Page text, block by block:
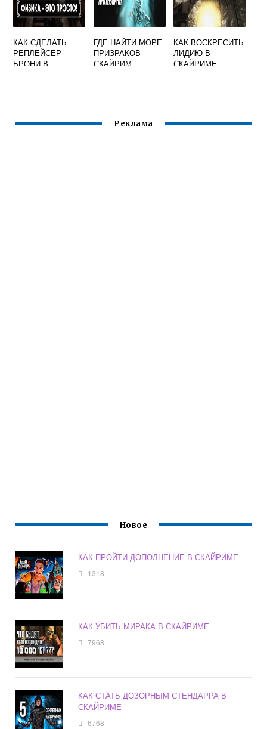
КАК СДЕЛАТЬ
РЕПЛЕЙСЕР
БРОНИ В
ГДЕ НАЙТИ МОРЕ
ПРИЗРАКОВ
СКАЙРИМ
КАК ВОСКРЕСИТЬ
ЛИДИЮ В
СКАЙРИМЕ
Реклама
Новое
КАК ПРОЙТИ ДОПОЛНЕНИЕ В СКАЙРИМЕ
1318
КАК УБИТЬ МИРАКА В СКАЙРИМЕ
7968
КАК СТАТЬ ДОЗОРНЫМ СТЕНДАРРА В
СКАЙРИМЕ
6768